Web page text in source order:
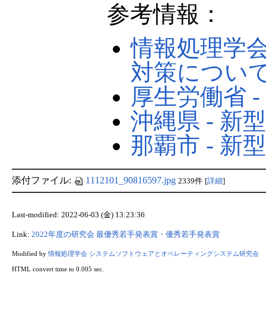
参考情報：
情報処理学
対策につい
厚生労働省
沖縄県 - 新
那覇市 - 新
添付ファイル: 1112101_90816597.jpg 2339件 [詳細]
Last-modified: 2022-06-03 (金) 13:23:36
Link: 2022年度の研究会 最優秀若手発表賞・優秀若手発表賞
Modified by情報処理学会 システムソフトウェアとオペレーティングシステム研究会
HTML convert time to 0.005 sec.